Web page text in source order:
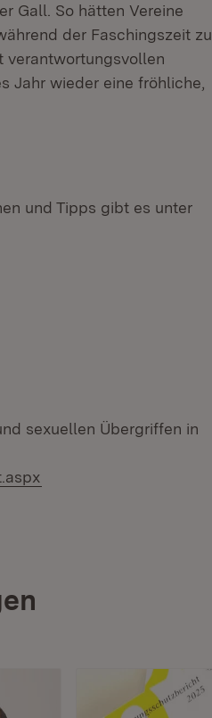
Gall. So hätten Vereine
der Faschingszeit zu
verantwortungsvollen
Jahr wieder eine fröhliche,
und Tipps gibt es unter
sexuellen Übergriffen in